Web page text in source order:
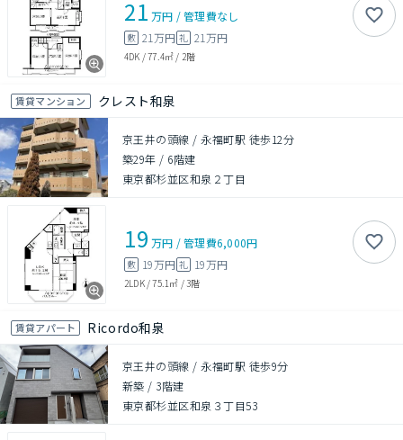
21 万円 /管理費なし
敷 21万円 礼 21万円
4DK /77.4㎡ / 2階
賃貸マンション クレスト和泉
京王井の頭線 / 永福町駅 徒歩12分
築29年 / 6階建
東京都杉並区和泉２丁目
19 万円 /管理費6,000円
敷 19万円 礼 19万円
2LDK/75.1㎡ /3階
賃貸アパート Ricordo和泉
京王井の頭線 / 永福町駅 徒歩9分
新築 / 3階建
東京都杉並区和泉３丁目53